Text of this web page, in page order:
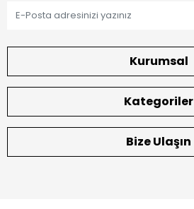
Kurumsal
Kategoriler
Bize Ulaşın